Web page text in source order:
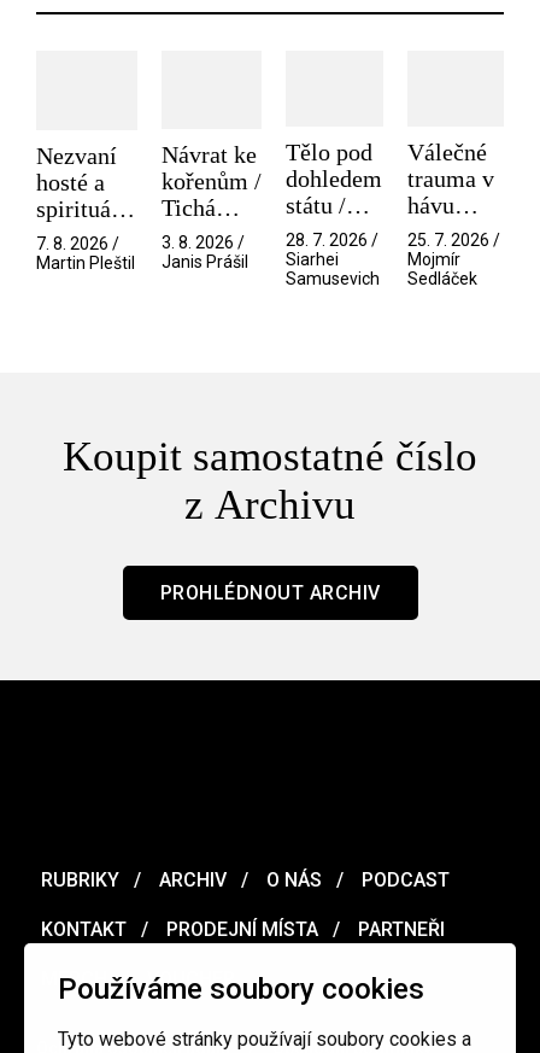
Používáme soubory cookies
Tyto webové stránky používají soubory cookies a
Nezvaní
hosté a
spirituální
narušitelé
z vesmíru
7. 8. 2026 /
Martin Pleštil
Návrat ke
kořenům /
Tichá
přítelkyně
3. 8. 2026 /
Janis Prášil
Tělo pod
dohledem
státu /
Pramen
28. 7. 2026 /
Siarhei
Samusevich
Válečné
trauma v
hávu
spektáklu
/ Odyssea
25. 7. 2026 /
Mojmír
Sedláček
Koupit samostatné číslo
z Archivu
PROHLÉDNOUT ARCHIV
RUBRIKY ARCHIV O NÁS PODCAST
KONTAKT PRODEJNÍ MÍSTA PARTNEŘI
MERCH VOUCHER
Ochrana osobních údajů / Obchodní podmínky